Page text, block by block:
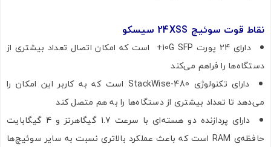
نقاط قوت سوئیچ 24XSS سیسکو
دارای 24 پورت 10G SFP+ است که امکان اتصال تعداد بیشتری از
دستگاه‌ها را فراهم می‌کند
دارای تکنولوژی StackWise-480 است که به کاربر این امکان را
می‌دهد تا تعداد بیشتری از دستگاه‌ها را به هم متصل کند
دارای پردازنده دو هسته‌ای با سرعت 1.7 گیگاهرتز و 4 گیگابایت
حافظه‌ی RAM است که باعث عملکرد بالاتری نسبت به سایر سوئیچ‌ها